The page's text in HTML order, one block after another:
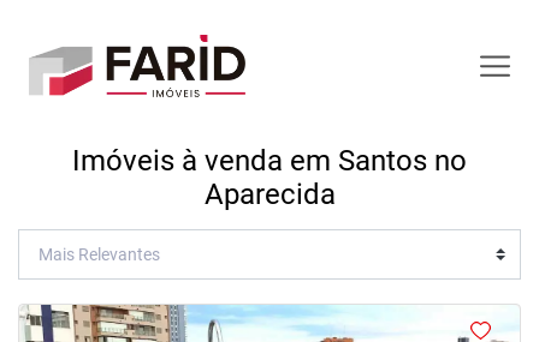
Imóveis à venda em Santos no
Aparecida
<< <<